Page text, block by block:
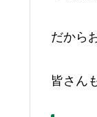
だから
皆さん